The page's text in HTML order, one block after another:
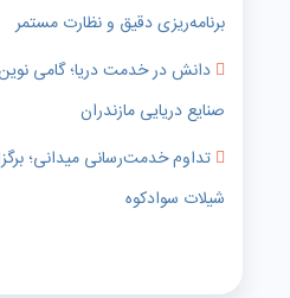
برنامه‌ریزی دقیق و نظارت مستمر
دانش در خدمت دریا؛ گامی
صنایع دریایی مازندران
تداوم خدمت‌رسانی میدانی؛
شیلات سوادکوه